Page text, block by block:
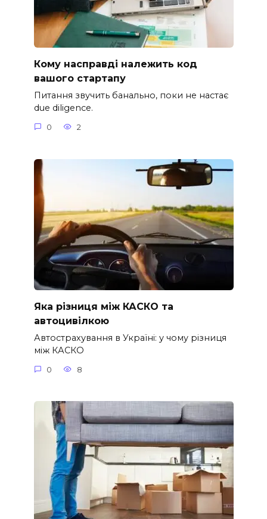
Кому насправді належить код
вашого стартапу
Питання звучить банально, поки не настає
due diligence.
0 2
Яка різниця між КАСКО та
автоцивілкою
Автострахування в Україні: у чому різниця
між КАСКО
0 8